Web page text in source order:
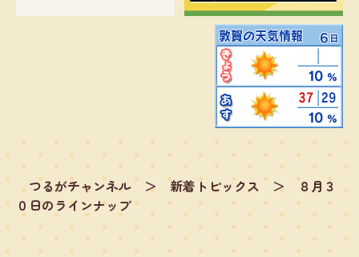
つるがチャンネル ＞ 新着トピックス ＞
８月３
０日のラインナップ